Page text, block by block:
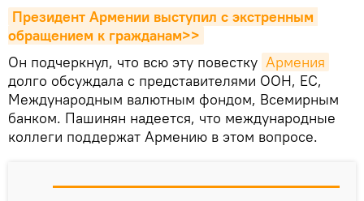
Президент Армении выступил с экстренным
обращением к гражданам>>
Он подчеркнул, что всю эту повестку Армения
долго обсуждала с представителями ООН, ЕС,
Международным валютным фондом, Всемирным
банком. Пашинян надеется, что международные
коллеги поддержат Армению в этом вопросе.